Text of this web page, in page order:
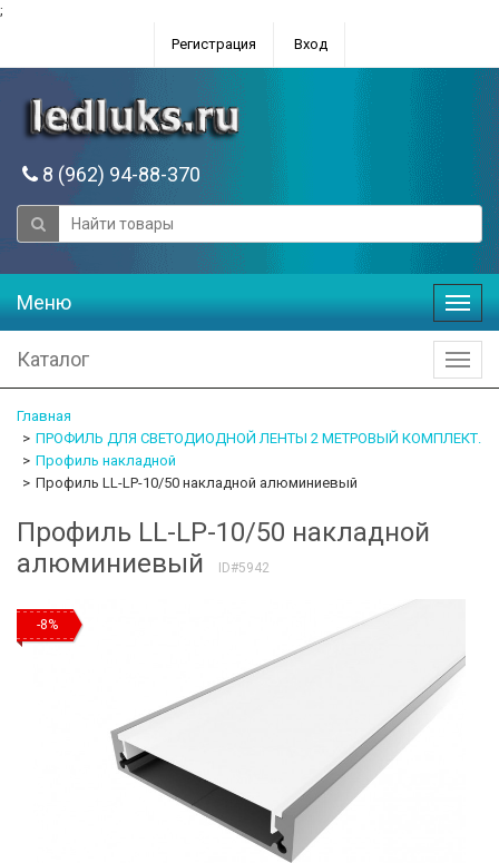
;
Регистрация
Вход
8 (962) 94-88-370
Меню
Меню
Каталог
Главная
ПРОФИЛЬ ДЛЯ СВЕТОДИОДНОЙ ЛЕНТЫ 2 МЕТРОВЫЙ КОМПЛЕКТ.
Профиль накладной
Профиль LL-LP-10/50 накладной алюминиевый
Профиль LL-LP-10/50 накладной
алюминиевый
ID#5942
-8%